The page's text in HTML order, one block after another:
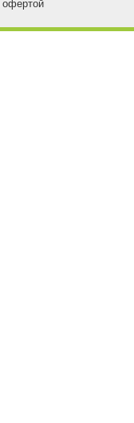
офертой